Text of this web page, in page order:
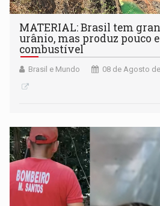
MATERIAL: Brasil tem
urânio, mas produz pouco
combustível
Brasil e Mundo 08 de Agosto